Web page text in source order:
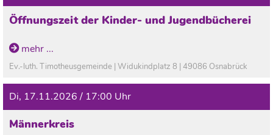
Öffnungszeit der Kinder- und Jugendbücherei
In den Ferien geschlossen!
mehr ...
Ev.-luth. Timotheusgemeinde | Widukindplatz 8 | 49086 Osnabrück
Di, 17.11.2026 / 17:00 Uhr
Männerkreis